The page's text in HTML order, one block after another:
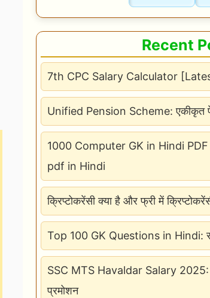
Recent
7th CPC Salary Calculator
Unified Pension Scheme: एकीकृत
1000 Computer GK in Hindi
pdf in Hindi
क्रिप्टोकरेंसी क्या है और फ्री में
Top 100 GK Questions in Hindi:
SSC MTS Havaldar Salary 2025:
प्रमोशन